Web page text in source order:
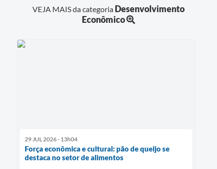
VEJA MAIS da categoria Desenvolvimento
Econômico
29 JUL 2026 - 13h04
Força econômica e cultural: pão de queijo se
destaca no setor de alimentos